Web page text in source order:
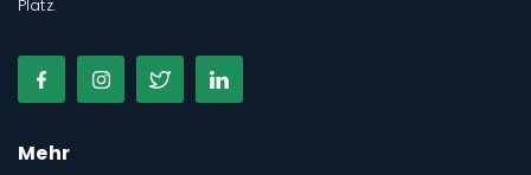
Platz.
Mehr